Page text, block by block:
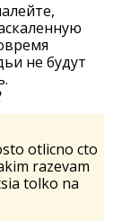
не будут
otlicno cto
razevam
tolko na